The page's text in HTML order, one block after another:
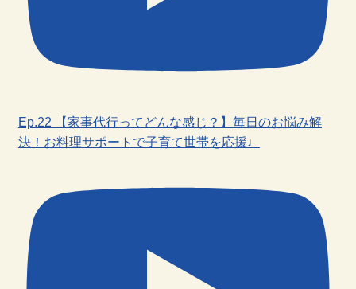
Ep.22 【家事代行ってどんな感じ？】毎日のお悩み解
決！お料理サポートで子育て世帯を応援♩